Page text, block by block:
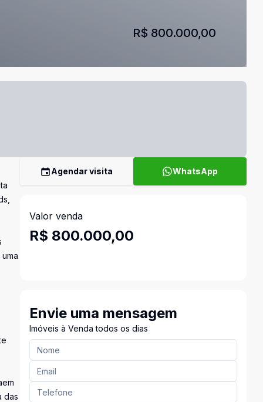
R$ 800.000,00
das
Agendar visita WhatsApp
Valor venda
R$ 800.000,00
Envie uma mensagem
Imóveis à Venda todos os dias